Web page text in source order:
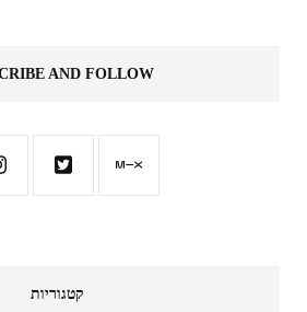
AND FOLLOW
קטגוריות